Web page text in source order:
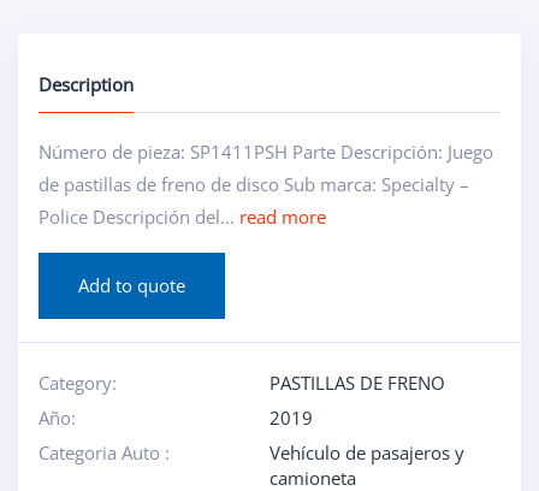
Description
Número de pieza: SP1411PSH Parte Descripción: Juego
de pastillas de freno de disco Sub marca: Specialty –
Police Descripción del... read more
Add to quote
Category:
PASTILLAS DE FRENO
Año:
2019
Categoria Auto :
Vehículo de pasajeros y
camioneta